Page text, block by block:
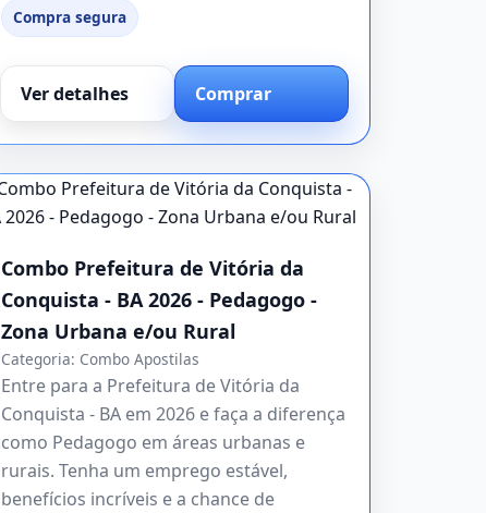
Compra segura
Ver detalhes Comprar
Combo Prefeitura de Vitória da
Conquista - BA 2026 - Pedagogo -
Zona Urbana e/ou Rural
Categoria: Combo Apostilas
Entre para a Prefeitura de Vitória da
Conquista - BA em 2026 e faça a diferença
como Pedagogo em áreas urbanas e
rurais. Tenha um emprego estável,
benefícios incríveis e a chance de